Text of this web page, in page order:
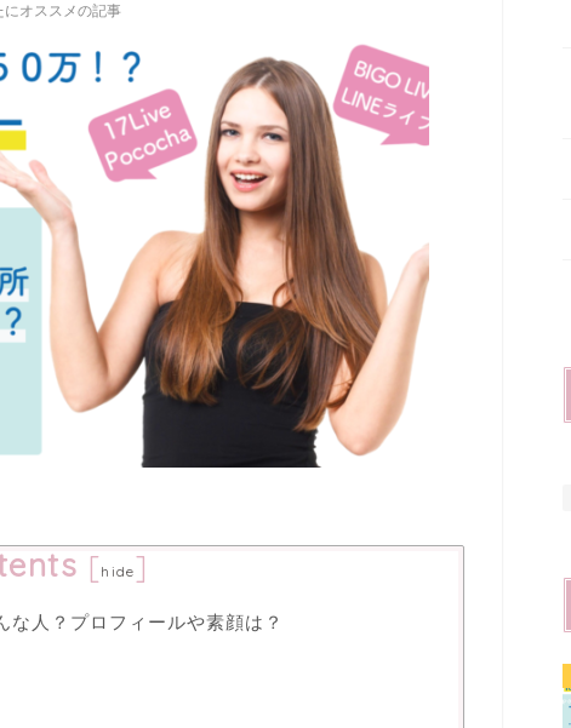
にオススメの記事
[ hide]
な人？プロフィールや素顔は？